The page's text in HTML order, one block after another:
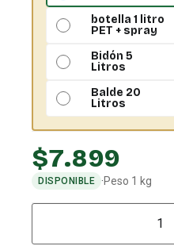
botella 1 litro
PET + spray
Bidón 5
Litros
Balde 20
Litros
$7.899
DISPONIBLE ·Peso 1 kg
Cantidad